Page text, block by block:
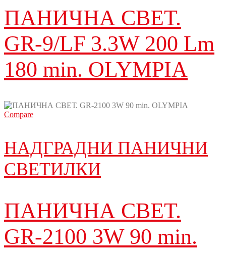
ПАНИЧНА СВЕТ.
GR-9/LF 3.3W 200 Lm
180 min. OLYMPIA
Compare
НАДГРАДНИ ПАНИЧНИ
СВЕТИЛКИ
ПАНИЧНА СВЕТ.
GR-2100 3W 90 min.